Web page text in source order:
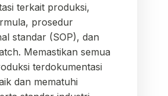
terkait produksi,
prosedur
standar (SOP), dan
Memastikan semua
terdokumentasi
dan mematuhi